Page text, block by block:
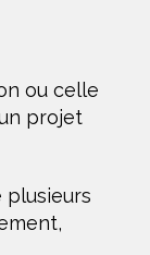
ou celle
projet
plusieurs